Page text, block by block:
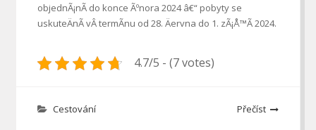
objednÃ¡nÃ­ do konce Ãºnora 2024 â€“ pobyty se
uskuteÄnÃ­ vÂ termÃ­nu od 28. Äervna do 1. zÃ¡Å™Ã­ 2024.
4.7/5 - (7 votes)
Cestování Přečíst